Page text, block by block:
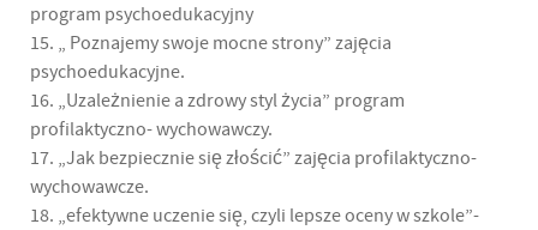
program psychoedukacyjny
15. „ Poznajemy swoje mocne strony” zajęcia
psychoedukacyjne.
16. „Uzależnienie a zdrowy styl życia” program
profilaktyczno- wychowawczy.
17. „Jak bezpiecznie się złościć” zajęcia profilaktyczno-
wychowawcze.
18. „efektywne uczenie się, czyli lepsze oceny w szkole”-